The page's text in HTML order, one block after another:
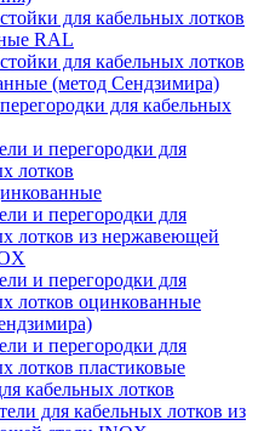
для кабельных лотков
RAL
для кабельных лотков
(метод Сендзимира)
для кабельных
и перегородки для
лотков
и перегородки для
лотков из нержавеющей
и перегородки для
лотков оцинкованные
и перегородки для
лотков пластиковые
кабельных лотков
для кабельных лотков из